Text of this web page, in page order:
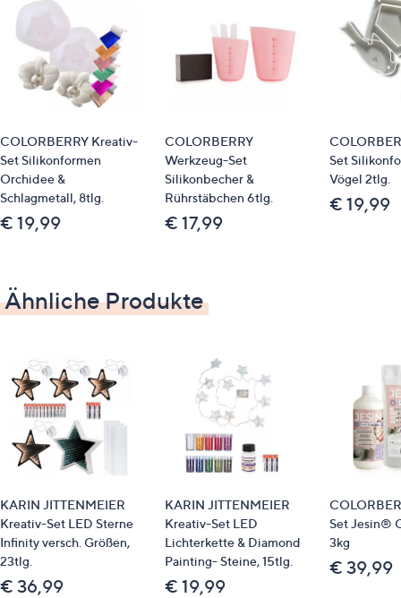
COLORBERRY Kreativ-
Set Silikonformen
Orchidee &
Schlagmetall, 8tlg.
€ 19,99
COLORBERRY
Werkzeug-Set
Silikonbecher &
Rührstäbchen 6tlg.
€ 17,99
Set
Vögel 2tlg.
€ 19,99
Ähnliche Produkte
KARIN JITTENMEIER
Kreativ-Set LED Sterne
Infinity versch. Größen,
23tlg.
€ 36,99
KARIN JITTENMEIER
Kreativ-Set LED
Lichterkette & Diamond
Painting- Steine, 15tlg.
€ 19,99
Set Jesin®
3kg
€ 39,99